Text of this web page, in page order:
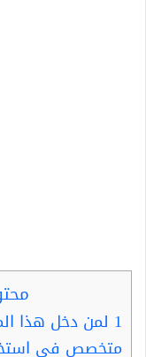
1 لمن دخل هذا
متخصص في